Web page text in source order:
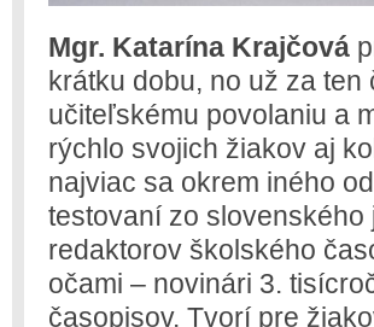
Mgr. Katarína Krajčová
krátku dobu, no už za
učiteľskému povolaniu a
rýchlo svojich žiakov aj
najviac sa okrem iného
testovaní zo slovenského
redaktorov školského
očami – novinári 3.
časopisov. Tvorí pre